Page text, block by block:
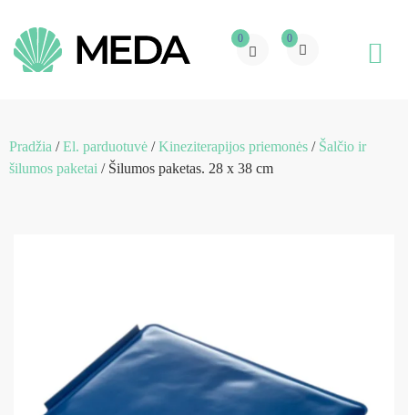
0 0
Pradžia /El. parduotuvė /Kineziterapijos priemonės / Šalčio ir
šilumos paketai / Šilumos paketas. 28 x 38 cm